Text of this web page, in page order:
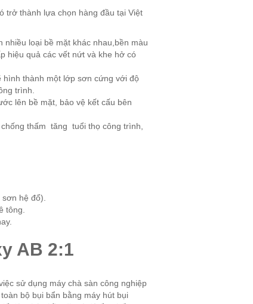
trở thành lựa chọn hàng đầu tại Việt
loại bề mặt khác nhau,bền màu
hiệu quả các vết nứt và khe hở có
hình thành một lớp sơn cứng với độ
trình.
lên bề mặt, bảo vệ kết cấu bên
thấm tăng tuổi thọ công trình,
hệ đổ).
tông.
AB 2:1
sử dụng máy chà sàn công nghiệp
bộ bụi bẩn bằng máy hút bụi